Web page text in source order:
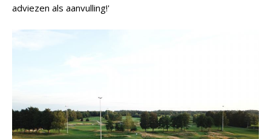
adviezen als aanvulling!'